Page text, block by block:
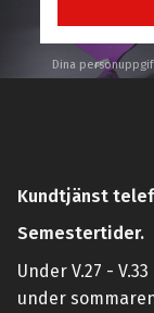
Dina
Kundtjänst
Semestertider.
Under V.27 -
under